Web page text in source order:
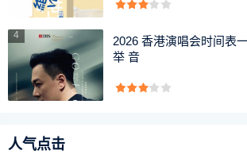
4
2026 香港演唱会时间表
举 音
人气点击